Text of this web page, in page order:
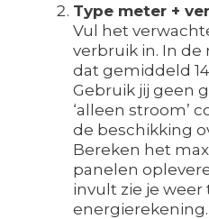
Type meter +
Vul het
verbruik in. In de
dat gemiddeld
Gebruik jij geen
‘alleen stroom’
de beschikking
Bereken het
panelen
invult zie je
energierekening.